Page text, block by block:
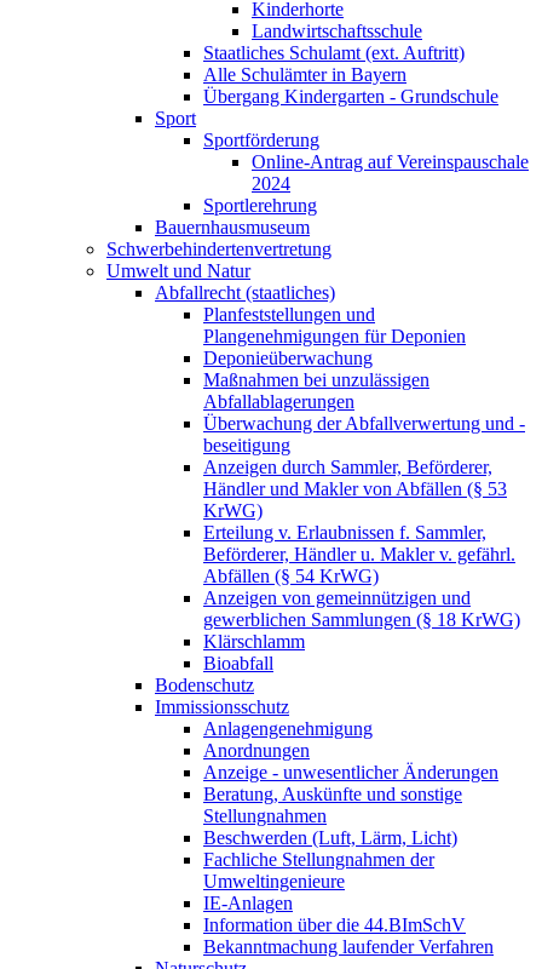
Kinderhorte
Landwirtschaftsschule
Staatliches Schulamt (ext. Auftritt)
Alle Schulämter in Bayern
Übergang Kindergarten - Grundschule
Sport
Sportförderung
Online-Antrag auf Vereinspauschale
2024
Sportlerehrung
Bauernhausmuseum
Schwerbehindertenvertretung
Umwelt und Natur
Abfallrecht (staatliches)
Planfeststellungen und
Plangenehmigungen für Deponien
Deponieüberwachung
Maßnahmen bei unzulässigen
Abfallablagerungen
Überwachung der Abfallverwertung und -
beseitigung
Anzeigen durch Sammler, Beförderer,
Händler und Makler von Abfällen (§ 53
KrWG)
Erteilung v. Erlaubnissen f. Sammler,
Beförderer, Händler u. Makler v. gefährl.
Abfällen (§ 54 KrWG)
Anzeigen von gemeinnützigen und
gewerblichen Sammlungen (§ 18 KrWG)
Klärschlamm
Bioabfall
Bodenschutz
Immissionsschutz
Anlagengenehmigung
Anordnungen
Anzeige - unwesentlicher Änderungen
Beratung, Auskünfte und sonstige
Stellungnahmen
Beschwerden (Luft, Lärm, Licht)
Fachliche Stellungnahmen der
Umweltingenieure
IE-Anlagen
Information über die 44.BImSchV
Bekanntmachung laufender Verfahren